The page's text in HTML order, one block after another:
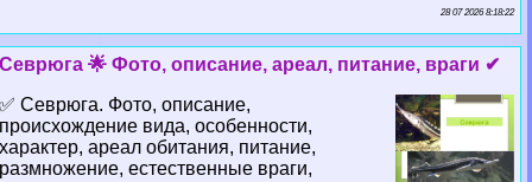
28 07 2026 8:18:22
Севрюга 🌟 Фото, описание, ареал, питание, враги ✔
✅ Севрюга. Фото, описание,
происхождение вида, особенности,
хаpaктер, ареал обитания, питание,
размножение, естественные враги,